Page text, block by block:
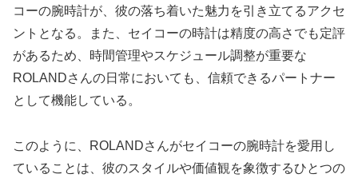
コーの腕時計が、彼の落ち着いた魅力を引き立てるアクセ
ントとなる。また、セイコーの時計は精度の高さでも定評
があるため、時間管理やスケジュール調整が重要な
ROLANDさんの日常においても、信頼できるパートナー
として機能している。
このように、ROLANDさんがセイコーの腕時計を愛用し
ていることは、彼のスタイルや価値観を象徴するひとつの